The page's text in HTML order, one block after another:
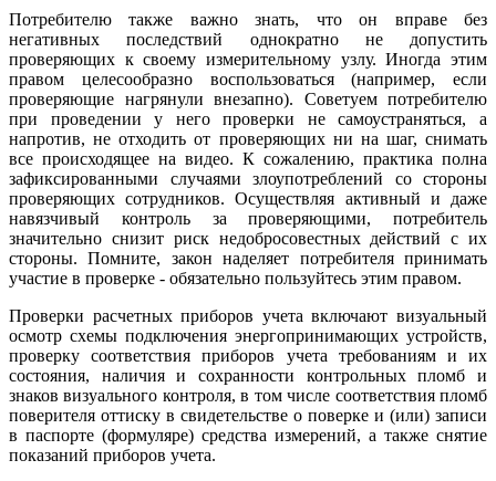
Потребителю также важно знать, что он вправе без
негативных последствий однократно не допустить
проверяющих к своему измерительному узлу. Иногда этим
правом целесообразно воспользоваться (например, если
проверяющие нагрянули внезапно). Советуем потребителю
при проведении у него проверки не самоустраняться, а
напротив, не отходить от проверяющих ни на шаг, снимать
все происходящее на видео. К сожалению, практика полна
зафиксированными случаями злоупотреблений со стороны
проверяющих сотрудников. Осуществляя активный и даже
навязчивый контроль за проверяющими, потребитель
значительно снизит риск недобросовестных действий с их
стороны. Помните, закон наделяет потребителя принимать
участие в проверке - обязательно пользуйтесь этим правом.
Проверки расчетных приборов учета включают визуальный
осмотр схемы подключения энергопринимающих устройств,
проверку соответствия приборов учета требованиям и их
состояния, наличия и сохранности контрольных пломб и
знаков визуального контроля, в том числе соответствия пломб
поверителя оттиску в свидетельстве о поверке и (или) записи
в паспорте (формуляре) средства измерений, а также снятие
показаний приборов учета.